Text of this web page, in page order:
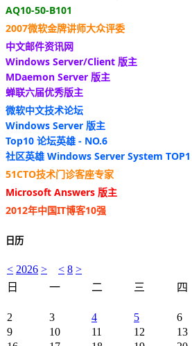
AQ10-50-B101
2007微软金牌讲师大众评委
中文邮件资讯网
Windows Server/Client 版主
MDaemon Server 版主
蝉联六届优秀版主
微软中文技术论坛
Windows Server 版主
Top10 论坛英雄 - NO.6
社区英雄 Windows Server System TOP1
51CTO技术门诊客座专家
Microsoft Answers 版主
2012年中国IT博客10强
日历
< 2026 > < 8 >
日
一 二 三 四
2
3 4 5 6
9
10 11 12 13